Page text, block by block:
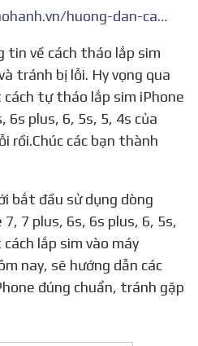
https://iphonetrabaohanh.vn/huong-dan-cach-thao-lap-sim/
tránh bị lỗi. Hy vọng qua
tự tháo lắp sim iPhone
6s plus, 6, 5s, 5, 4s của
rồi.Chúc các bạn thành
7 plus, 6s, 6s plus, 6, 5s,
lắp sim vào máy
nay, sẽ hướng dẫn các
đúng chuẩn, tránh gặp